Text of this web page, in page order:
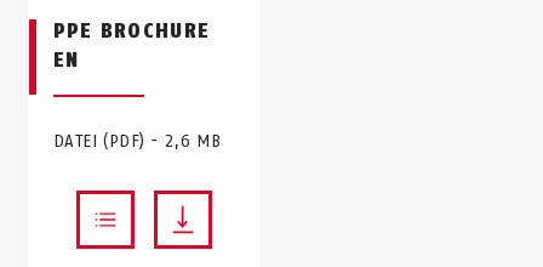
PPE BROCHURE
EN
DATEI (PDF) - 2,6 MB